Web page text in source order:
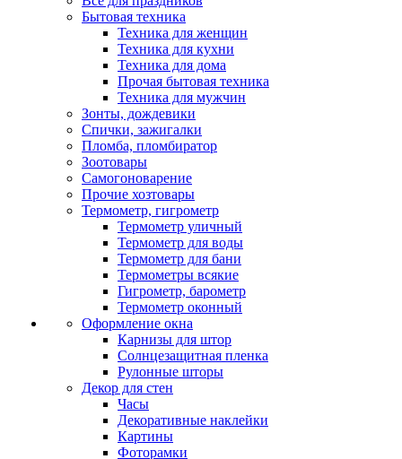
Бытовая техника
Техника для женщин
Техника для кухни
Техника для дома
Прочая бытовая техника
Техника для мужчин
Зонты, дождевики
Спички, зажигалки
Пломба, пломбиратор
Зоотовары
Самогоноварение
Прочие хозтовары
Термометр, гигрометр
Термометр уличный
Термометр для воды
Термометр для бани
Термометры всякие
Гигрометр, барометр
Термометр оконный
Оформление окна
Карнизы для штор
Солнцезащитная пленка
Рулонные шторы
Декор для стен
Часы
Декоративные наклейки
Картины
Фоторамки